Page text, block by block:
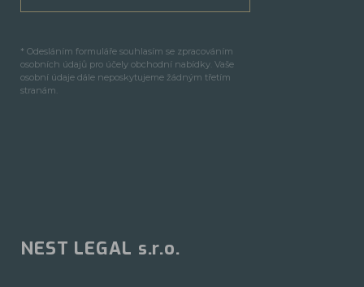
* Odesláním formuláře souhlasím se zpracováním
osobních údajů pro účely obchodní nabídky. Vaše
osobní údaje dále neposkytujeme žádným třetím
stranám.
NEST LEGAL s.r.o.